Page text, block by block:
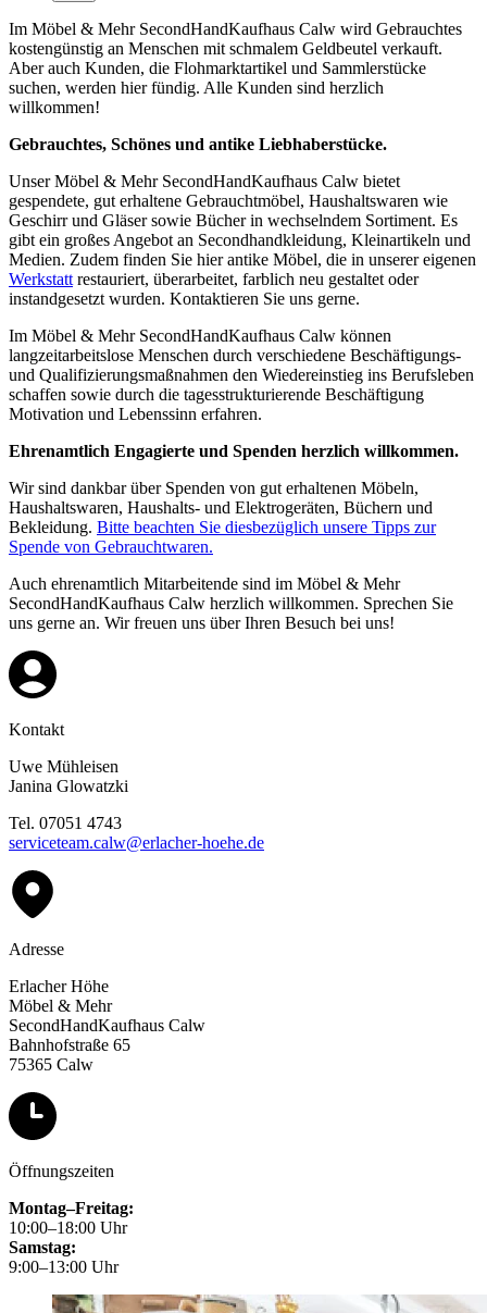
Im Möbel & Mehr SecondHandKaufhaus Calw​ wird Gebrauchtes
kostengünstig an Menschen mit schmalem Geldbeutel verkauft.
Aber auch Kunden, die Flohmarktartikel und Sammlerstücke
suchen, werden hier fündig. Alle Kunden sind herzlich
willkommen!
Gebrauchtes, Schönes und antike Liebhaberstücke.
Unser Möbel & Mehr SecondHandKaufhaus Calw​ bietet
gespendete, gut erhaltene Gebrauchtmöbel, Haushaltswaren wie
Geschirr und Gläser sowie Bücher in wechselndem Sortiment. Es
gibt ein großes Angebot an Secondhandkleidung, Kleinartikeln und
Medien. Zudem finden Sie hier antike Möbel, die in unserer eigenen
Werkstatt restauriert, überarbeitet, farblich neu gestaltet oder
instandgesetzt wurden. Kontaktieren Sie uns gerne.
Im Möbel & Mehr SecondHandKaufhaus Calw​ können
langzeitarbeitslose Menschen durch verschiedene Beschäftigungs-
und Qualifizierungsmaßnahmen den Wiedereinstieg ins Berufsleben
schaffen sowie durch die tagesstrukturierende Beschäftigung
Motivation und Lebenssinn erfahren.
Ehrenamtlich Engagierte und Spenden herzlich willkommen.
Wir sind dankbar über Spenden von gut erhaltenen Möbeln,
Haushaltswaren, Haushalts- und Elektrogeräten, Büchern und
Bekleidung. Bitte beachten Sie diesbezüglich unsere Tipps zur
Spende von Gebrauchtwaren.
Auch ehrenamtlich Mitarbeitende sind im Möbel & Mehr
SecondHandKaufhaus Calw​ herzlich willkommen. Sprechen Sie
uns gerne an. Wir freuen uns über Ihren Besuch bei uns!
Kontakt
Uwe Mühleisen
Janina Glowatzki
Tel. 07051 4743
serviceteam.calw@erlacher-hoehe.de
Adresse
Erlacher Höhe
Möbel & Mehr
SecondHandKaufhaus Calw
Bahnhofstraße 65
75365 Calw
Öffnungszeiten
Montag–Freitag:
10:00–18:00 Uhr
Samstag:
9:00–13:00 Uhr